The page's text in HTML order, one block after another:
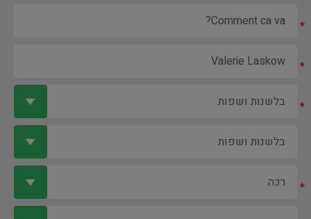
*
*
*
*